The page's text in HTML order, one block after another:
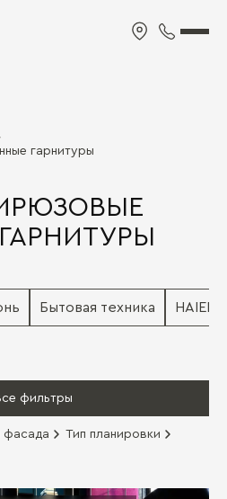
гарнитуры
Бытовая техника HAIER
фильтры
фасада Тип планировки